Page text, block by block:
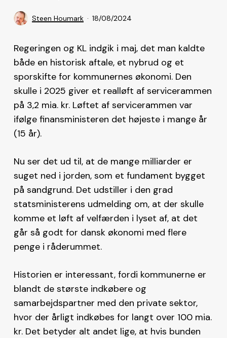
Steen Houmark 18/08/2024
Regeringen og KL indgik i maj, det man kaldte
både en historisk aftale, et nybrud og et
sporskifte for kommunernes økonomi. Den
skulle i 2025 giver et realløft af servicerammen
på 3,2 mia. kr. Løftet af servicerammen var
ifølge finansministeren det højeste i mange år
(15 år).
Nu ser det ud til, at de mange milliarder er
suget ned i jorden, som et fundament bygget
på sandgrund. Det udstiller i den grad
statsministerens udmelding om, at der skulle
komme et løft af velfærden i lyset af, at det
går så godt for dansk økonomi med flere
penge i råderummet.
Historien er interessant, fordi kommunerne er
blandt de største indkøbere og
samarbejdspartner med den private sektor,
hvor der årligt indkøbes for langt over 100 mia.
kr. Det betyder alt andet lige, at hvis bunden